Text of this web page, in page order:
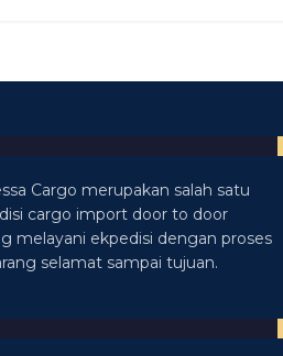
Cargo merupakan salah satu
cargo import door to door
melayani ekpedisi dengan proses
selamat sampai tujuan.